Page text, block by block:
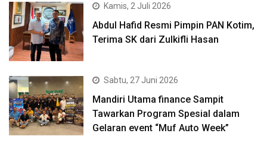
Kamis, 2 Juli 2026
Abdul Hafid Resmi Pimpin PAN Kotim,
Terima SK dari Zulkifli Hasan
Sabtu, 27 Juni 2026
Mandiri Utama finance Sampit
Tawarkan Program Spesial dalam
Gelaran event “Muf Auto Week”